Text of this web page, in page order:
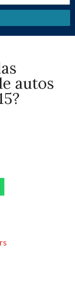
autos